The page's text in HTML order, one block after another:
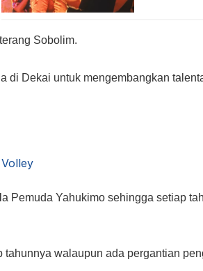
Sobolim.
di Dekai untuk mengembangkan
Pemuda Yahukimo sehingga setiap
walaupun ada pergantian